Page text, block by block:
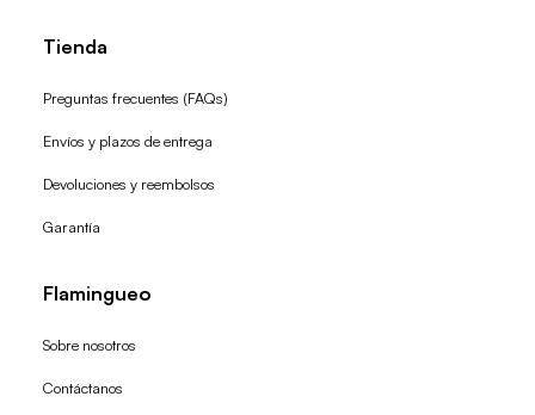
Tienda
Preguntas frecuentes (FAQs)
Envíos y plazos de entrega
Devoluciones y reembolsos
Garantía
Flamingueo
Sobre nosotros
Contáctanos